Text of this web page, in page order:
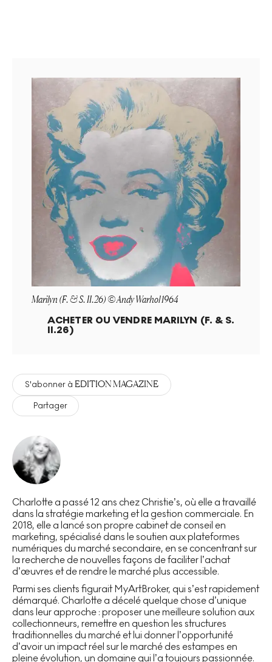
Marilyn (F. & S. II.26) © Andy Warhol 1964
ACHETER OU VENDRE MARILYN (F. & S.
II.26)
S'abonner à EDITION MAGAZINE
Partager
Charlotte a passé 12 ans chez Christie’s, où elle a travaillé
dans la stratégie marketing et la gestion commerciale. En
2018, elle a lancé son propre cabinet de conseil en
marketing, spécialisé dans le soutien aux plateformes
numériques du marché secondaire, en se concentrant sur
la recherche de nouvelles façons de faciliter l’achat
d’œuvres et de rendre le marché plus accessible.
Parmi ses clients figurait MyArtBroker, qui s’est rapidement
démarqué. Charlotte a décelé quelque chose d’unique
dans leur approche : proposer une meilleure solution aux
collectionneurs, remettre en question les structures
traditionnelles du marché et lui donner l’opportunité
d’avoir un impact réel sur le marché des estampes en
pleine évolution, un domaine qui l’a toujours passionnée.